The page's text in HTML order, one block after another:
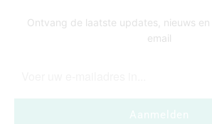
Ontvang de laatste updates, nieuws
email